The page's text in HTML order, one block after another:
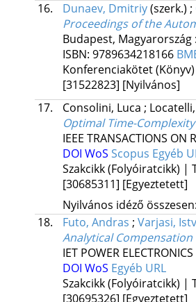
16.
Dunaev, Dmitriy(szerk.) ;
Proceedings of the
Budapest, Magyarország :
ISBN: 9789634218166
Konferenciakötet
[31522823] [Nyilvános]
17.
Consolini, Luca ;
Optimal Time-
IEEE TRANSACTIONS ON
DOI WoS Scopus Egyéb
Szakcikk (Folyóiratcikk) |
[30685311] [Egyeztetett]
Nyilvános idéző
18.
Futo, Andras ; Varjasi,
Analytical
IET POWER ELECTRONICS
DOI WoS Egyéb URL
Szakcikk (Folyóiratcikk) |
[30695326] [Egyeztetett]